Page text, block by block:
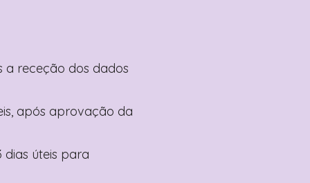
a receção dos dados
após aprovação da
dias úteis para